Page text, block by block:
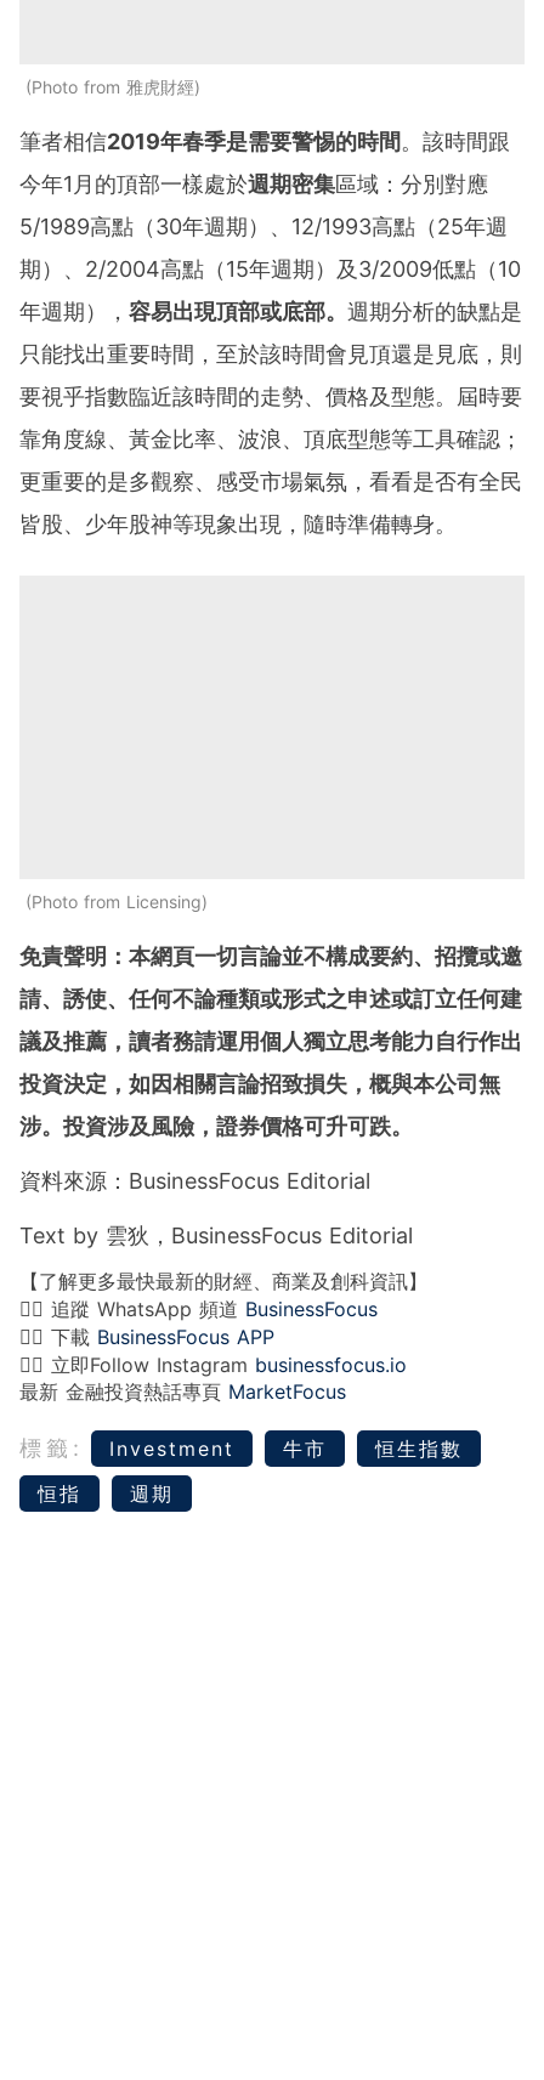
Photo from 雅虎財經
筆者相信2019年春季是需要警惕的時間。該時間跟
今年1月的頂部一樣處於週期密集區域：分別對應
5/1989高點（30年週期）、12/1993高點（25年週
期）、2/2004高點（15年週期）及3/2009低點（10
年週期）， 容易出現頂部或底部。 週期分析的缺點是
只能找出重要時間，至於該時間會見頂還是見底，則
要視乎指數臨近該時間的走勢、價格及型態。屆時要
靠角度線、黃金比率、波浪、頂底型態等工具確認；
更重要的是多觀察、感受市場氣氛，看看是否有全民
皆股、少年股神等現象出現，隨時準備轉身。
Photo from Licensing
免責聲明：本網頁一切言論並不構成要約、招攬或邀
請、誘使、任何不論種類或形式之申述或訂立任何建
議及推薦，讀者務請運用個人獨立思考能力自行作出
投資決定，如因相關言論招致損失，概與本公司無
涉。投資涉及風險，證券價格可升可跌。
資料來源：BusinessFocus Editorial
Text by 雲狄，BusinessFocus Editorial
【了解更多最快最新的財經、商業及創科資訊】
👉🏻 追蹤 WhatsApp 頻道 BusinessFocus
👉🏻 下載 BusinessFocus APP
👉🏻 立即Follow Instagram businessfocus.io
最新 金融投資熱話專頁 MarketFocus
標籤: Investment 牛市
恒生指數
恒指
週期